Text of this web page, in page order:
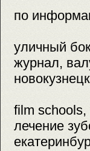
по
уличный
журнал,
film
лечение